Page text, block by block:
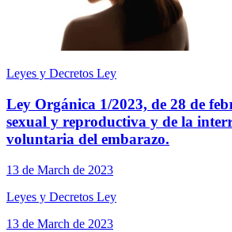
Leyes y Decretos Ley
Ley Orgánica 1/2023, de 28 de
sexual y reproductiva y de la
voluntaria del embarazo.
13 de March de 2023
Leyes y Decretos Ley
13 de March de 2023